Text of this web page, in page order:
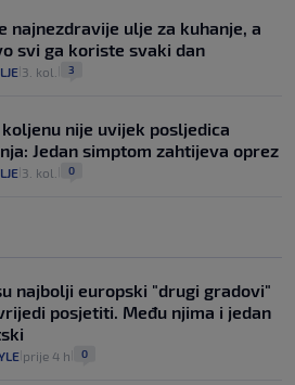
najnezdravije ulje za kuhanje, a
svi ga koriste svaki dan
3. kol. 3
koljenu nije uvijek posljedica
Jedan simptom zahtijeva oprez
3. kol. 0
najbolji europski "drugi gradovi"
posjetiti. Među njima i jedan
prije 4 h 0